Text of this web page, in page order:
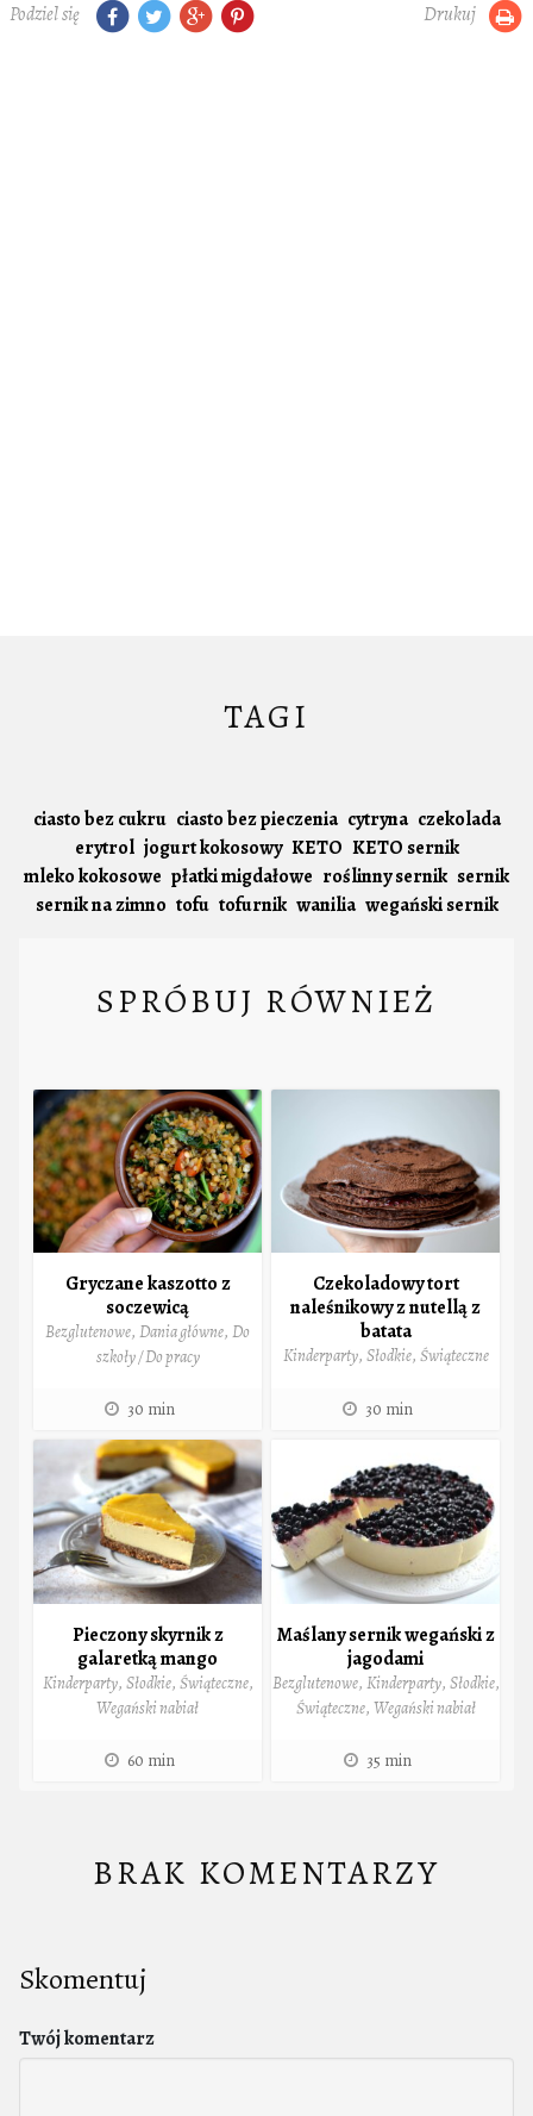
Podziel się Drukuj
TAGI
ciasto bez cukru ciasto bez pieczenia cytryna czekolada
erytrol jogurt kokosowy KETO KETO sernik
mleko kokosowe płatki migdałowe roślinny sernik sernik
sernik na zimno tofu tofurnik wanilia wegański sernik
SPRÓBUJ RÓWNIEŻ
Gryczane kaszotto z
soczewicą
Bezglutenowe, Dania główne, Do
szkoły / Do pracy
30 min
Czekoladowy tort
naleśnikowy z nutellą z
batata
Kinderparty, Słodkie, Świąteczne
30 min
Pieczony skyrnik z
galaretką mango
Kinderparty, Słodkie, Świąteczne,
Wegański nabiał
60 min
Maślany sernik wegański z
jagodami
Bezglutenowe, Kinderparty, Słodkie,
Świąteczne, Wegański nabiał
35 min
BRAK KOMENTARZY
Skomentuj
Twój komentarz